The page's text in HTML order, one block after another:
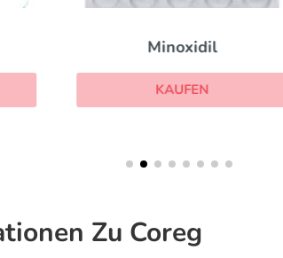
Minoxidil
KAUFEN
Zu Coreg